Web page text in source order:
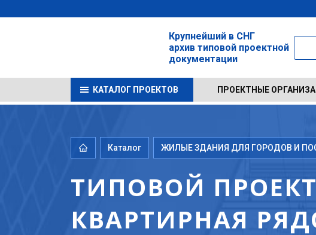
Крупнейший в СНГ
архив типовой проектной
документации
КАТАЛОГ ПРОЕКТОВ ПРОЕКТНЫЕ
Каталог ЖИЛЫЕ ЗДАНИЯ ДЛЯ ГОРОДОВ И
ТИПОВОЙ ПРОЕКТ
КВАРТИРНАЯ